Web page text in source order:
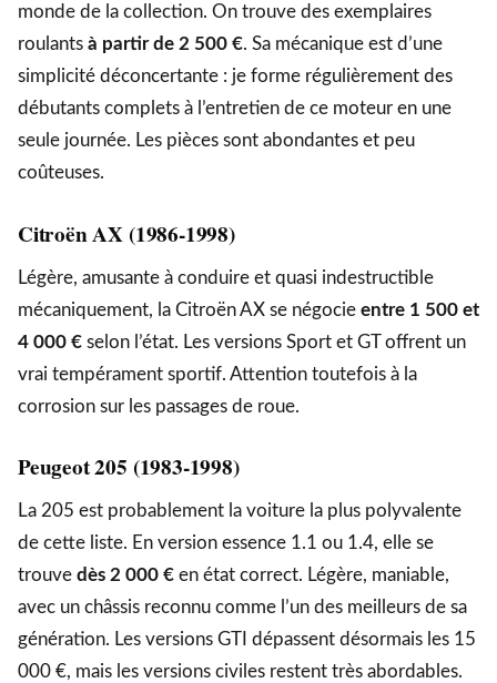
monde de la collection. On trouve des exemplaires
roulants à partir de 2 500 €. Sa mécanique est d’une
simplicité déconcertante : je forme régulièrement des
débutants complets à l’entretien de ce moteur en une
seule journée. Les pièces sont abondantes et peu
coûteuses.
Citroën AX (1986-1998)
Légère, amusante à conduire et quasi indestructible
mécaniquement, la Citroën AX se négocie entre 1 500 et
4 000 € selon l’état. Les versions Sport et GT offrent un
vrai tempérament sportif. Attention toutefois à la
corrosion sur les passages de roue.
Peugeot 205 (1983-1998)
La 205 est probablement la voiture la plus polyvalente
de cette liste. En version essence 1.1 ou 1.4, elle se
trouve dès 2 000 € en état correct. Légère, maniable,
avec un châssis reconnu comme l’un des meilleurs de sa
génération. Les versions GTI dépassent désormais les 15
000 €, mais les versions civiles restent très abordables.